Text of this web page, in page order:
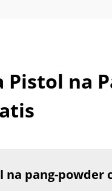
na
na pang-powder